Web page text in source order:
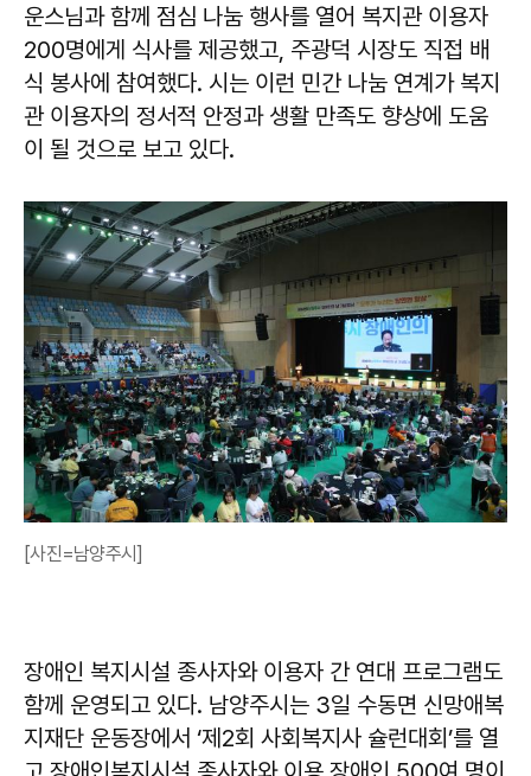
운스님과 함께 점심 나눔 행사를 열어 복지관 이용자
200명에게 식사를 제공했고, 주광덕 시장도 직접 배
식 봉사에 참여했다. 시는 이런 민간 나눔 연계가 복지
관 이용자의 정서적 안정과 생활 만족도 향상에 도움
이 될 것으로 보고 있다.
[사진=남양주시]
장애인 복지시설 종사자와 이용자 간 연대 프로그램도
함께 운영되고 있다. 남양주시는 3일 수동면 신망애복
지재단 운동장에서 ‘제2회 사회복지사 슐런대회’를 열